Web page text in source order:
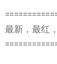
最新，最红